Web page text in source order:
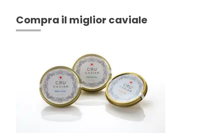
Compra il miglior caviale